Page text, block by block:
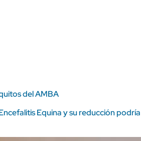
del AMBA
Equina y su reducción podría